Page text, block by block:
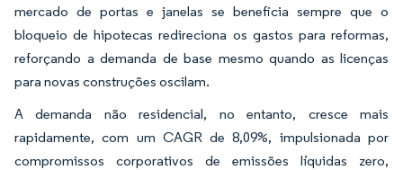
mercado de portas e janelas se beneficia sempre que o
bloqueio de hipotecas redireciona os gastos para reformas,
reforçando a demanda de base mesmo quando as licenças
para novas construções oscilam.
A demanda não residencial, no entanto, cresce mais
rapidamente, com um CAGR de 8,09%, impulsionada por
compromissos corporativos de emissões líquidas zero,